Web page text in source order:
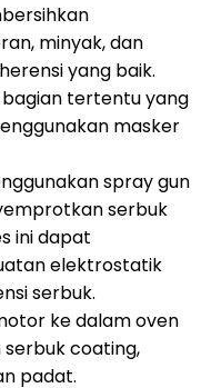
minyak, dan
yang baik.
tertentu yang
masker
spray gun
serbuk
ini dapat
elektrostatik
serbuk.
ke dalam oven
coating,
padat.